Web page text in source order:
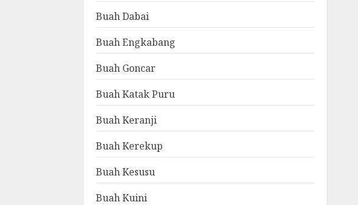
Buah Dabai
Buah Engkabang
Buah Goncar
Buah Katak Puru
Buah Keranji
Buah Kerekup
Buah Kesusu
Buah Kuini